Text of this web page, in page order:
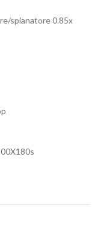
spianatore 0.85x